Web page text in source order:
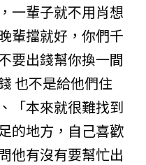
一輩子就不用肖想
輩擋就好，你們千
要出錢幫你換一間
也不是給他們住
「本來就很難找到
的地方，自己喜歡
他有沒有要幫忙出